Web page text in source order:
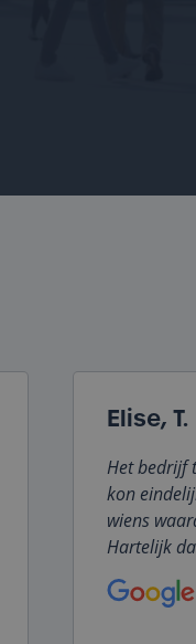
Elise, T.
Het bedrijf
kon
wiens
Hartelijk